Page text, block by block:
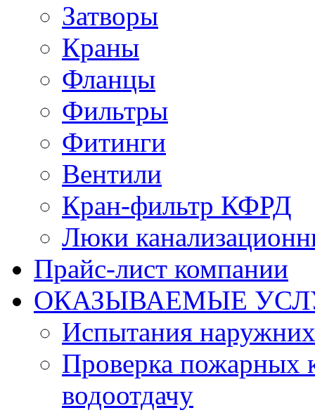
Затворы
Краны
Фланцы
Фильтры
Фитинги
Вентили
Кран-фильтр КФРД
Люки
Прайс-лист компании
ОКАЗЫВАЕМЫЕ
Испытания
Проверка пожарных
водоотдачу